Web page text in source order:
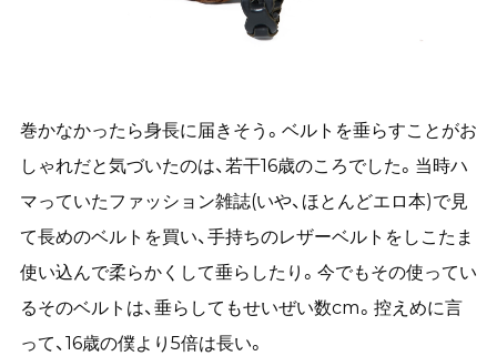
巻かなかったら身長に届きそう。 ベルトを垂らすことがお
しゃれだと気づいたのは、若干16歳のころでした。当時ハ
マっていたファッション雑誌(いや、ほとんどエロ本)で見
て長めのベルトを買い、手持ちのレザーベルトをしこたま
使い込んで柔らかくして垂らしたり。今でもその使ってい
るそのベルトは、垂らしてもせいぜい数cm。控えめに言
って、16歳の僕より5倍は長い。